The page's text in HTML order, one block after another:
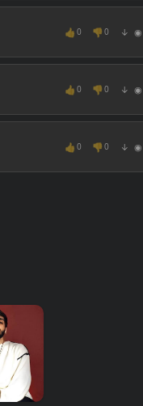
👍 0 👎 0 ↓ ◉
👍 0 👎 0 ↓ ◉
👍 0 👎 0 ↓ ◉